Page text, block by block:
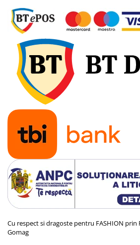
Cu respect si dragoste pentru FASHION prin
Gomag